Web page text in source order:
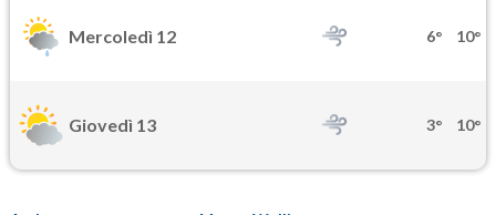
Mercoledì 12 6° 10°
Giovedì 13 3° 10°